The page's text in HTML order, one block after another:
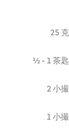
25 克
½ - 1 茶匙
2 小撮
1 小撮